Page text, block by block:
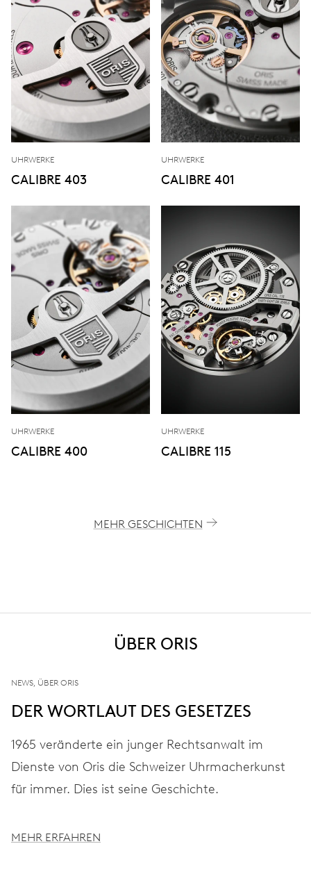
UHRWERKE
CALIBRE 403
UHRWERKE
CALIBRE 401
UHRWERKE
CALIBRE 400
UHRWERKE
CALIBRE 115
MEHR GESCHICHTEN
ÜBER ORIS
NEWS, ÜBER ORIS
DER WORTLAUT DES GESETZES
1965 veränderte ein junger Rechtsanwalt im
Dienste von Oris die Schweizer Uhrmacherkunst
für immer. Dies ist seine Geschichte.
MEHR ERFAHREN